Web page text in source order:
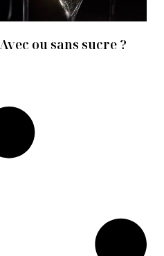
ou sans sucre ?